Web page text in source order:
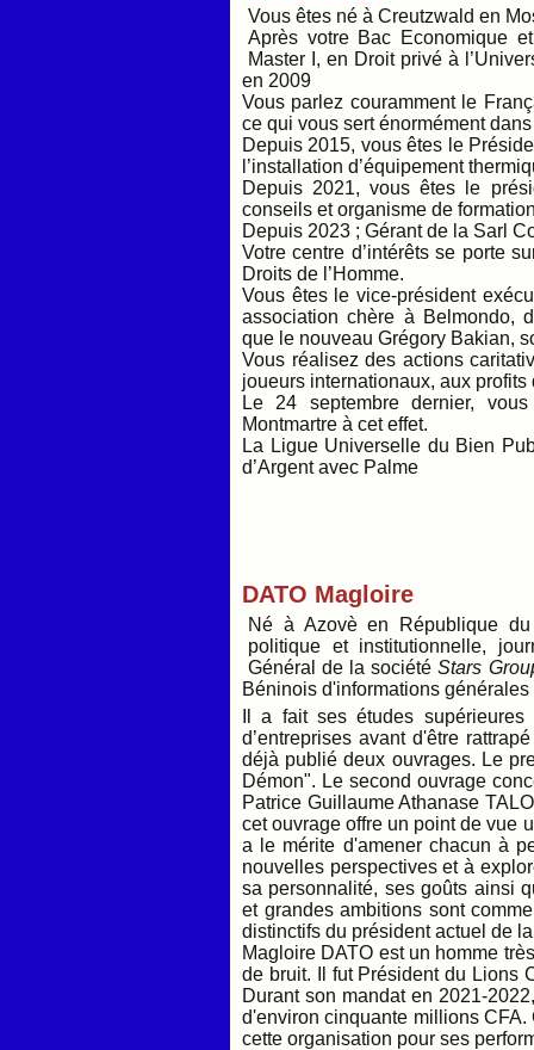
Vous êtes né à Creutzwald en
Après votre Bac Economique
Master I, en Droit privé à
en 2009
Vous parlez couramment le
ce qui vous sert énormément
Depuis 2015, vous êtes le
l’installation d’équipement
Depuis 2021, vous êtes le
conseils et organisme de
Depuis 2023 ; Gérant de la Sarl
Votre centre d’intérêts se porte
Droits de l’Homme.
Vous êtes le vice-président
association chère à Belmondo,
que le nouveau Grégory Bakian,
Vous réalisez des actions
joueurs internationaux, aux
Le 24 septembre dernier,
Montmartre à cet effet.
La Ligue Universelle du Bien
d’Argent avec Palme
DATO Magloire
Né à Azovè en République
politique et institutionnelle,
Général de la sociétéStars
Béninois d'informations
Il a fait ses études
d’entreprises avant d'être
déjà publié deux ouvrages. Le
Démon". Le second ouvrage
Patrice Guillaume Athanase
cet ouvrage offre un point de vue
a le mérite d'amener chacun à
nouvelles perspectives et à
sa personnalité, ses goûts ainsi
et grandes ambitions sont
distinctifs du président actuel de
Magloire DATO est un homme
de bruit. Il fut Président du Lions
Durant son mandat en 2021-
d'environ cinquante millions
cette organisation pour ses